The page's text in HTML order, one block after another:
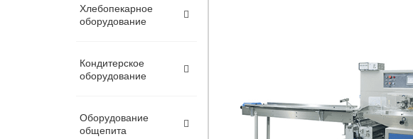
Хлебопекарное
оборудование
Кондитерское
оборудование
Оборудование
общепита